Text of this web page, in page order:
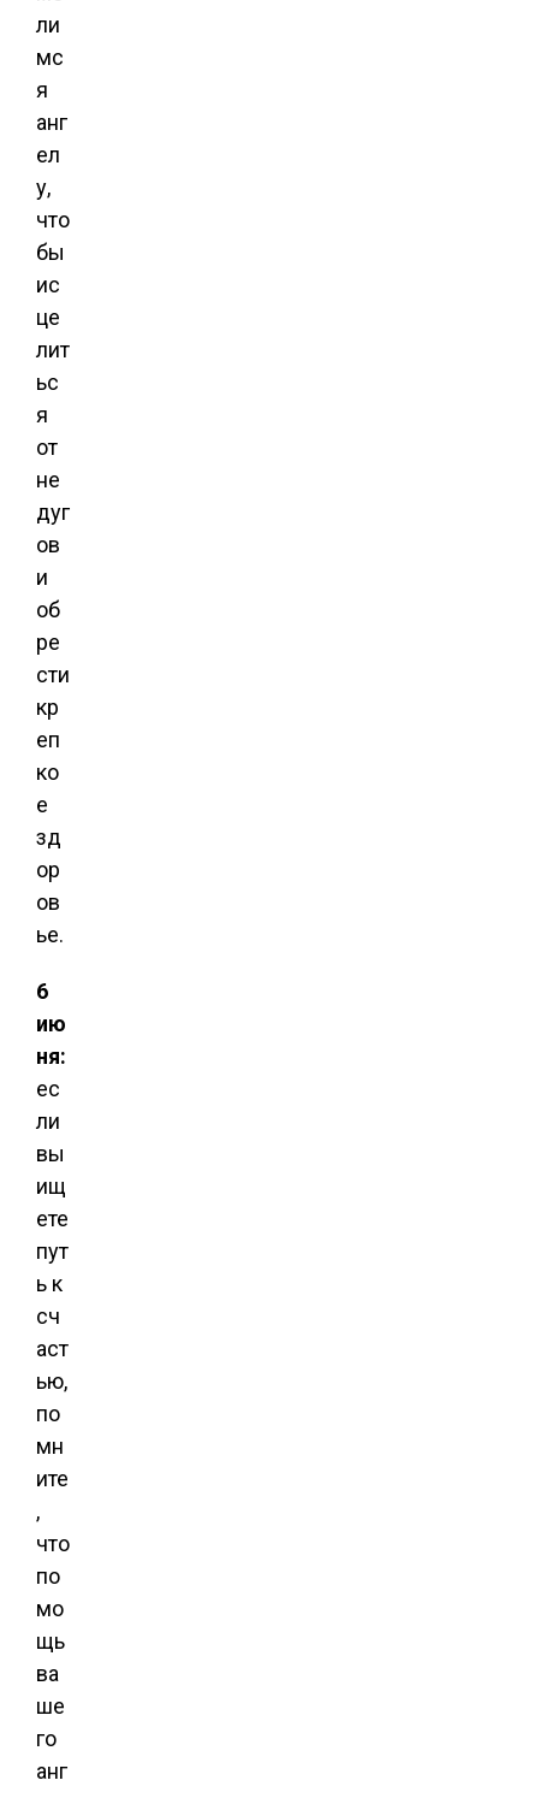
ли
мс
я
анг
ел
у,
что
бы
ис
це
лит
ьс
я
от
не
дуг
ов
и
об
ре
сти
кр
еп
ко
е
зд
ор
ов
ье.
6
ию
ня:
ес
ли
вы
ищ
ете
пут
ь к
сч
аст
ью,
по
мн
ите
,
что
по
мо
щь
ва
ше
го
анг